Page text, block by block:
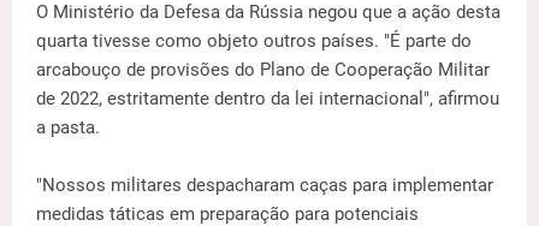
O Ministério da Defesa da Rússia negou que a ação desta
quarta tivesse como objeto outros países. "É parte do
arcabouço de provisões do Plano de Cooperação Militar
de 2022, estritamente dentro da lei internacional", afirmou
a pasta.
"Nossos militares despacharam caças para implementar
medidas táticas em preparação para potenciais